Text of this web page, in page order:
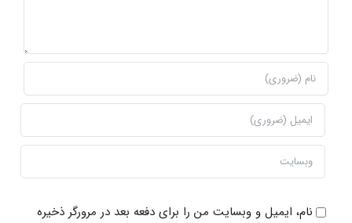
نام، ایمیل و وبسایت من را برای دفعه بعد در مرورگر ذخیره